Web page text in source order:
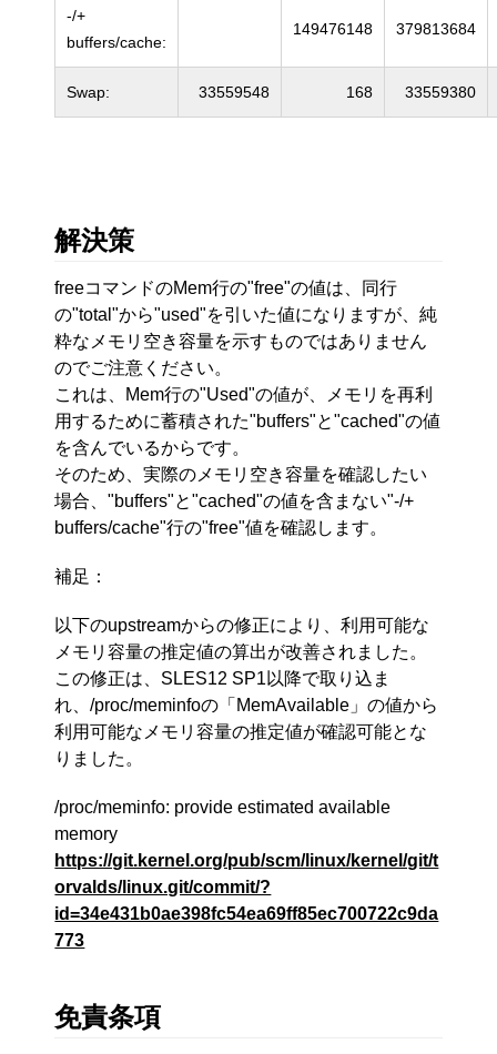
-/+
buffers/cache:
149476148 379813684
Swap: 33559548 168 33559380
解決策
freeコマンドのMem行の"free"の値は、同行
の"total"から"used"を引いた値になりますが、純
粋なメモリ空き容量を示すものではありません
のでご注意ください。
これは、Mem行の"Used"の値が、メモリを再利
用するために蓄積された"buffers"と"cached"の値
を含んでいるからです。
そのため、実際のメモリ空き容量を確認したい
場合、"buffers"と"cached"の値を含まない"-/+
buffers/cache"行の"free"値を確認します。
補足：
以下のupstreamからの修正により、利用可能な
メモリ容量の推定値の算出が改善されました。
この修正は、SLES12 SP1以降で取り込ま
れ、/proc/meminfoの「MemAvailable」の値から
利用可能なメモリ容量の推定値が確認可能とな
りました。
/proc/meminfo: provide estimated available
memory
https://git.kernel.org/pub/scm/linux/kernel/git/t
orvalds/linux.git/commit/?
id=34e431b0ae398fc54ea69ff85ec700722c9da
773
免責条項